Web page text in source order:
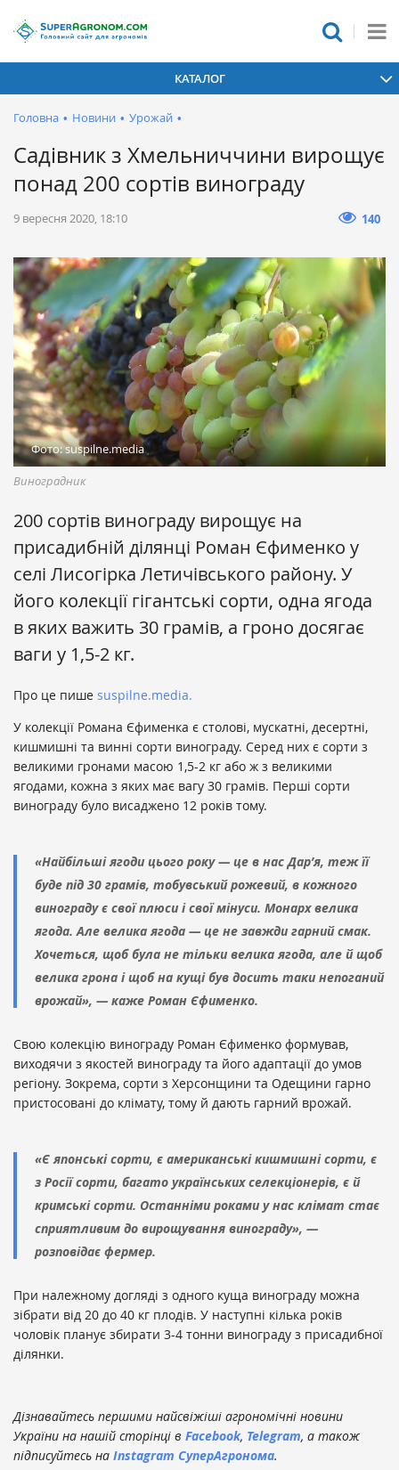
КАТАЛОГ
Головна • Новини • Урожай •
Садівник з Хмельниччини вирощує
понад 200 сортів винограду
9 вересня 2020, 18:10 140
Фото: suspilne.media
Виноградник
200 сортів винограду вирощує на
присадибній ділянці Роман Єфименко у
селі Лисогірка Летичівського району. У
його колекції гігантські сорти, одна ягода
в яких важить 30 грамів, а гроно досягає
ваги у 1,5-2 кг.
Про це пише suspilne.media.
У колекції Романа Єфименка є столові, мускатні, десертні,
кишмишні та винні сорти винограду. Серед них є сорти з
великими гронами масою 1,5-2 кг або ж з великими
ягодами, кожна з яких має вагу 30 грамів. Перші сорти
винограду було висаджено 12 років тому.
«Найбільші ягоди цього року — це в нас Дар’я, теж її
буде під 30 грамів, тобувський рожевий, в кожного
винограду є свої плюси і свої мінуси. Монарх велика
ягода. Але велика ягода — це не завжди гарний смак.
Хочеться, щоб була не тільки велика ягода, але й щоб
велика грона і щоб на кущі був досить таки непоганий
врожай», — каже Роман Єфименко.
Свою колекцію винограду Роман Єфименко формував,
виходячи з якостей винограду та його адаптації до умов
регіону. Зокрема, сорти з Херсонщини та Одещини гарно
пристосовані до клімату, тому й дають гарний врожай.
«Є японські сорти, є американські кишмишні сорти, є
з Росії сорти, багато українських селекціонерів, є й
кримські сорти. Останніми роками у нас клімат стає
сприятливим до вирощування винограду», —
розповідає фермер.
При належному догляді з одного куща винограду можна
зібрати від 20 до 40 кг плодів. У наступні кілька років
чоловік планує збирати 3-4 тонни винограду з присадибної
ділянки.
Дізнавайтесь першими найсвіжіші агрономічні новини
України на нашій сторінці в Facebook, Telegram, а також
підписуйтесь на Instagram СуперАгронома.